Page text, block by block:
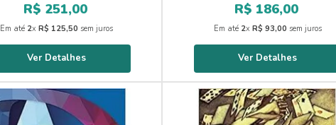
R$ 251,00
Em até 2x R$ 125,50 sem juros
R$ 186,00
Em até 2x R$ 93,00 sem juros